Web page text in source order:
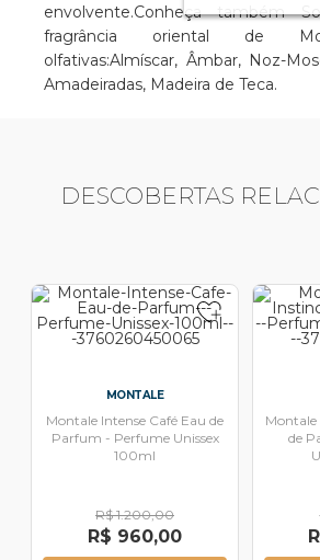
envolvente.Conheça também
fragrância oriental de
olfativas:Almíscar, Âmbar, Noz-
Amadeiradas, Madeira de Teca.
DESCOBERTAS
MONTALE
Montale Intense Café Eau de
Parfum - Perfume Unissex
100ml
R$ 1.200,00
R$ 960,00
Montale
de